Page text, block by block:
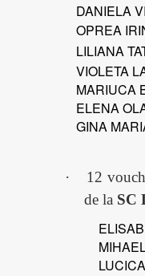
DANIELA
OPREA
LILIANA
VIOLETA
MARIUCA
ELENA
GINA
·
12
de la SC